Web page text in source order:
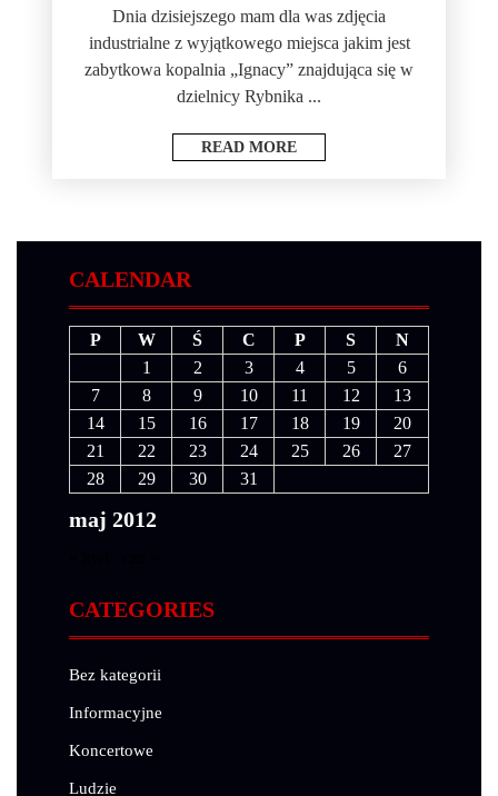
Dnia dzisiejszego mam dla was zdjęcia
industrialne z wyjątkowego miejsca jakim jest
zabytkowa kopalnia „Ignacy” znajdująca się w
dzielnicy Rybnika ...
READ MORE
CALENDAR
maj 2012
P W Ś C P S
N
1
2 3 4 5
6
7
8 9 10 11 12
13
14
15 16 17 18 19
20
21
22 23 24 25 26
27
28
29 30 31
CATEGORIES
Bez kategorii
Informacyjne
Koncertowe
Ludzie